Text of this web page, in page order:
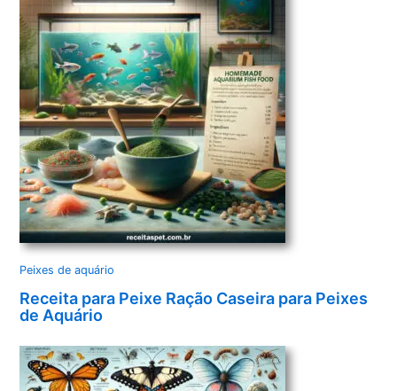
Peixes de aquário
Receita para Peixe Ração Caseira para Peixes
de Aquário